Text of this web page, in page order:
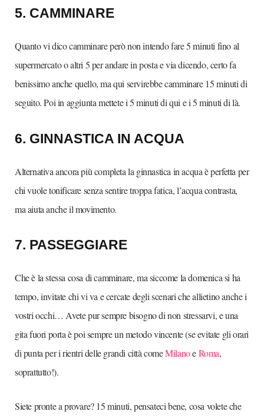
5. CAMMINARE
Quanto vi dico camminare però non intendo fare 5 minuti fino al
supermercato o altri 5 per andare in posta e via dicendo, certo fa
benissimo anche quello, ma qui servirebbe camminare 15 minuti di
seguito. Poi in aggiunta mettete i 5 minuti di qui e i 5 minuti di là.
6. GINNASTICA IN ACQUA
Alternativa ancora più completa la ginnastica in acqua è perfetta per
chi vuole tonificare senza sentire troppa fatica, l’acqua contrasta,
ma aiuta anche il movimento.
7. PASSEGGIARE
Che è la stessa cosa di camminare, ma siccome la domenica si ha
tempo, invitate chi vi va e cercate degli scenari che allietino anche i
vostri occhi… Avete pur sempre bisogno di non stressarvi, e una
gita fuori porta è poi sempre un metodo vincente (se evitate gli orari
di punta per i rientri delle grandi città comeMilanoeRoma,
soprattutto!).
Siete pronte a provare? 15 minuti, pensateci bene, cosa volete che